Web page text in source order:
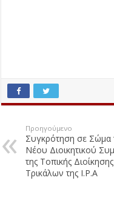
Προηγούμενο
Συγκρότηση σε Σώμα
Νέου Διοικητικού
της Τοπικής Διοίκησης
Τρικάλων της I.P.A